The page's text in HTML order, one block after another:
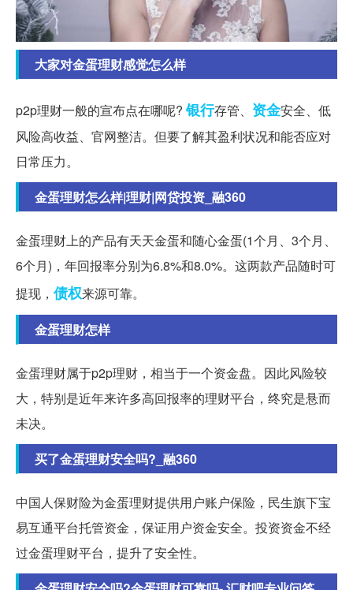
大家对金蛋理财感觉怎么样
p2p理财一般的宣布点在哪呢?银行存管、 资金安全、低
风险高收益、官网整洁。但要了解其盈利状况和能否应对
日常压力。
金蛋理财怎么样|理财|网贷投资_融360
金蛋理财上的产品有天天金蛋和随心金蛋(1个月、3个月、
6个月)，年回报率分别为6.8%和8.0%。这两款产品随时可
提现， 债权来源可靠。
金蛋理财怎样
金蛋理财属于p2p理财，相当于一个资金盘。因此风险较
大，特别是近年来许多高回报率的理财平台，终究是悬而
未决。
买了金蛋理财安全吗?_融360
中国人保财险为金蛋理财提供用户账户保险，民生旗下宝
易互通平台托管资金，保证用户资金安全。投资资金不经
过金蛋理财平台，提升了安全性。